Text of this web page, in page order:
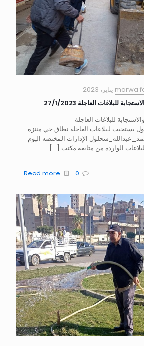
marwa
للبلاغات العاجلة 27/1/2023
للبلاغات العاجلة
يستجيب للبلاغات العاجله نطاق حي منتزه
الإدارات المختصه اليوم
الوارده من متابعه مكتب […]
0
Read more